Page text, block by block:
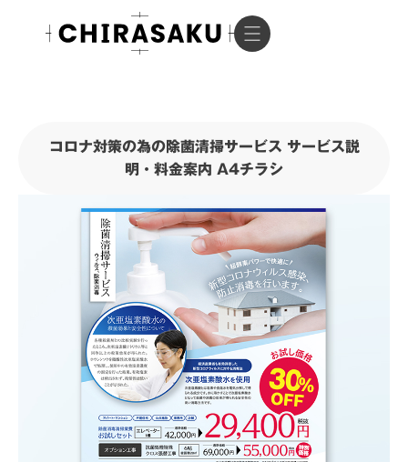
コロナ対策の為の除菌清掃サービス サービス説
明・料金案内 A4チラシ